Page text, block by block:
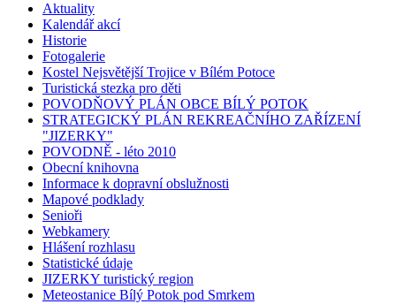
Aktuality
Kalendář akcí
Historie
Fotogalerie
Kostel Nejsvětější Trojice v Bílém Potoce
Turistická stezka pro děti
POVODŇOVÝ PLÁN OBCE BÍLÝ POTOK
STRATEGICKÝ PLÁN REKREAČNÍHO ZAŘÍZENÍ
"JIZERKY"
POVODNĚ - léto 2010
Obecní knihovna
Informace k dopravní obslužnosti
Mapové podklady
Senioři
Webkamery
Hlášení rozhlasu
Statistické údaje
JIZERKY turistický region
Meteostanice Bílý Potok pod Smrkem